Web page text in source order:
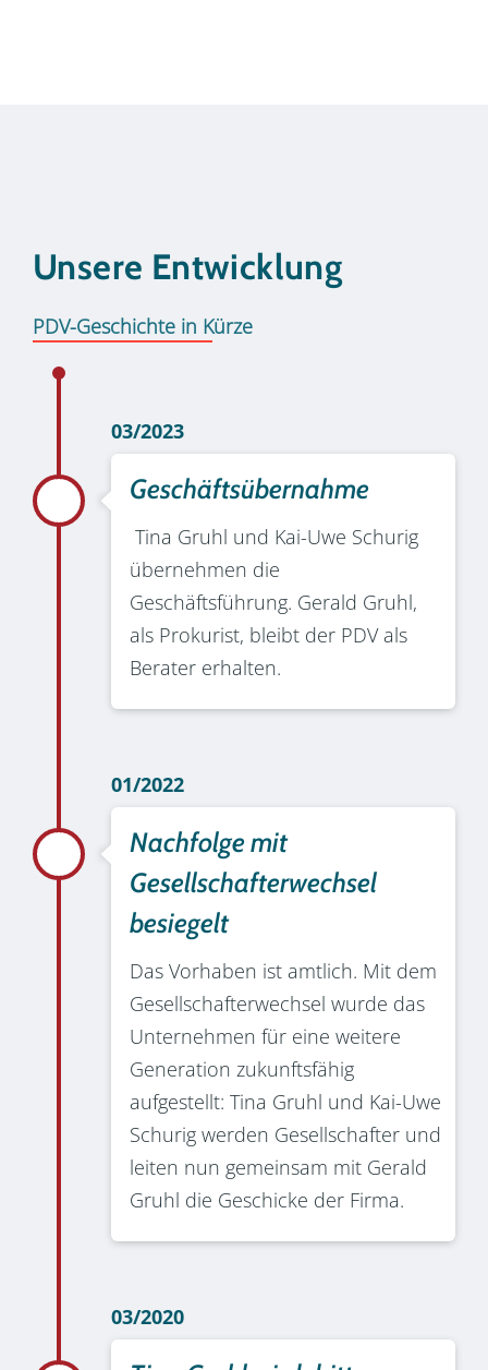
Unsere Entwicklung
PDV-Geschichte in Kürze
03/2023
Geschäftsübernahme
Tina Gruhl und Kai-Uwe Schurig
übernehmen die
Geschäftsführung. Gerald Gruhl,
als Prokurist, bleibt der PDV als
Berater erhalten.
01/2022
Nachfolge mit
Gesellschafterwechsel
besiegelt
Das Vorhaben ist amtlich. Mit dem
Gesellschafterwechsel wurde das
Unternehmen für eine weitere
Generation zukunftsfähig
aufgestellt: Tina Gruhl und Kai-Uwe
Schurig werden Gesellschafter und
leiten nun gemeinsam mit Gerald
Gruhl die Geschicke der Firma.
03/2020